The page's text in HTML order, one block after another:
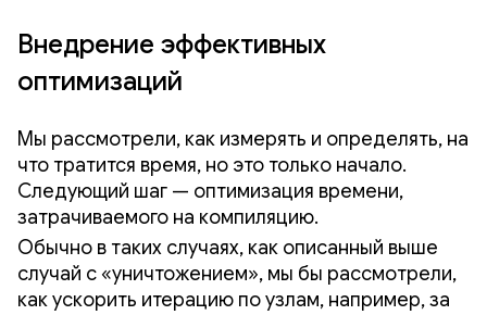
Внедрение эффективных
оптимизаций
Мы рассмотрели, как измерять и определять, на
что тратится время, но это только начало.
Следующий шаг — оптимизация времени,
затрачиваемого на компиляцию.
Обычно в таких случаях, как описанный выше
случай с «уничтожением», мы бы рассмотрели,
как ускорить итерацию по узлам, например, за